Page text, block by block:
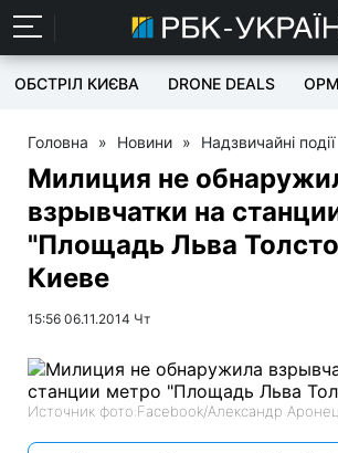
ОБСТРІЛ КИЄВА DRONE DEALS
Головна » Новини » Надзвичайні події
Милиция не
взрывчатки на
"Площадь Льва
Киеве
15:56 06.11.2014 Чт
Источник фото:Facebook/Александр Аронец